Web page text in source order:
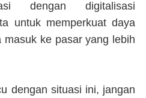
dengan digitalisasi
untuk memperkuat daya
ke pasar yang lebih
dengan situasi ini, jangan